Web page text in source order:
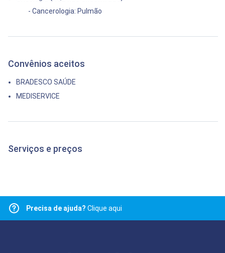
- Cancerologia: Pulmão
Convênios aceitos
BRADESCO SAÚDE
MEDISERVICE
Serviços e preços
Precisa de ajuda? Clique aqui